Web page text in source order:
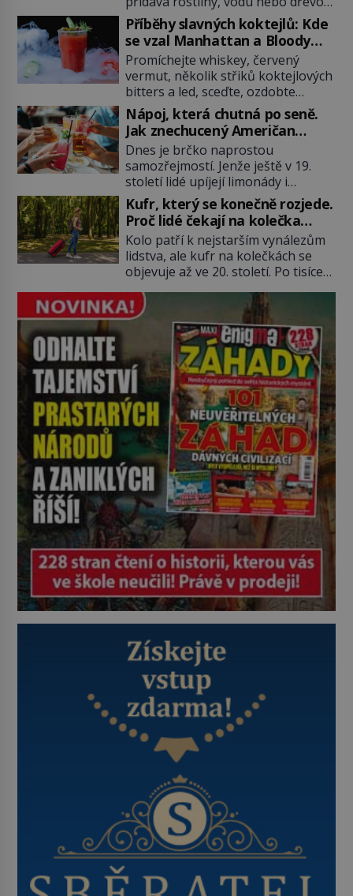
Feng šuej tvrdí, že domov není jen
soubor zdí a nábytku. Je to prostor,
kterým proudí energie čchi a jeho
uspořádání může ovlivňovat, jak se
v něm člověk cítí. Feng šuej má
kořeny ve staré Číně a jeho historie
[…]
Příběhy slavných koktejlů: Kde
se vzal Manhattan a Bloody
Mary?
Promíchejte whiskey, červený
vermut, několik střiků koktejlových
bitters a led, sceďte, ozdobte
koktejlovou třešinkou a tadá…
Manhattan je tu! A pokud to má být
skutečně on, dejte si pozor, ať
místo klasické americké rye
whiskey či klidně bourbonu
nepoužijete skotskou whisku. Co
se stane? Inu, koktejl bude stále
skvělý, ale už to nebude
Manhattan ale […]
Nápoj, která chutná po seně.
Jak znechucený Američan
vymyslel brčko
Dnes je brčko naprostou
samozřejmostí. Jenže ještě v 19.
století lidé upíjejí limonády i
koktejly dutými stébly žita nebo
žitné slámy. Fungují sice dobře,
mají ale jednu nepříjemnou
vlastnost po chvíli se rozmáčejí a
nápoji dodávají travnatou příchuť.
Právě tahle drobná nepříjemnost
přivede amerického výrobce
cigaretových náustků k nápadu,
který změní způsob pití po celém
Kufr, který se konečně rozjede.
Proč lidé čekají na kolečka
téměř pět tisíc let?
Kolo patří k nejstarším vynálezům
lidstva, ale kufr na kolečkách se
objevuje až ve 20. století. Po tisíce
rukou, na zádech nebo je nakládají
na povozy. Stačí přitom jediný
nápad, připevnit ke kufru kolečka.
Jenže právě ten nikdo dlouho
nedostane. Až jednou se na letišti
ozve věta, která změní […]